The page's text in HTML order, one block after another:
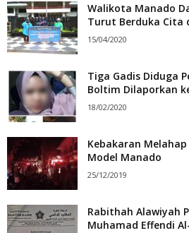
Walikota Manado
Turut Berduka Cita
15/04/2020
Tiga Gadis Diduga
Boltim Dilaporkan
18/02/2020
Kebakaran
Model Manado
25/12/2019
Rabithah Alawiyah
Muhamad Effendi